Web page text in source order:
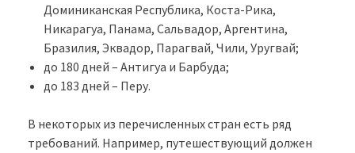
Доминиканская Республика, Коста-Рика,
Никарагуа, Панама, Сальвадор, Аргентина,
Бразилия, Эквадор, Парагвай, Чили, Уругвай;
до 180 дней – Антигуа и Барбуда;
до 183 дней – Перу.
В некоторых из перечисленных стран есть ряд
требований. Например, путешествующий должен